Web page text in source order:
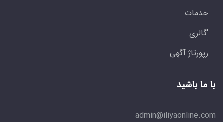
خدمات
'گالری
رپورتاژ آگهی
با ما باشید
admin@iliyaonline.com